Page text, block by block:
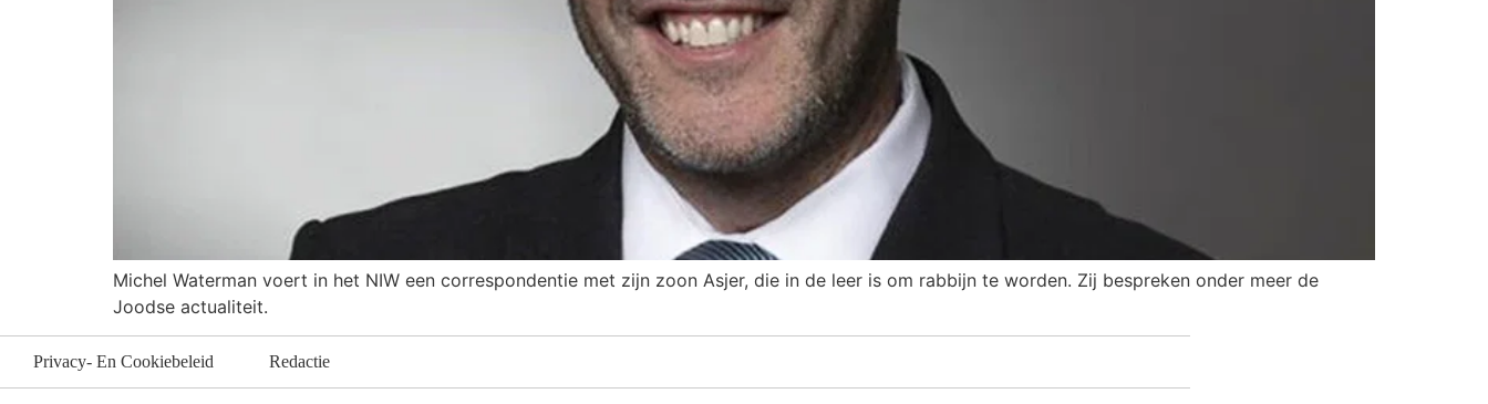
Michel Waterman voert in het NIW een correspondentie met zijn zoon Asjer, die in de leer is om rabbijn te worden. Zij bespreken onder meer de
Joodse actualiteit.
Privacy- En Cookiebeleid Redactie